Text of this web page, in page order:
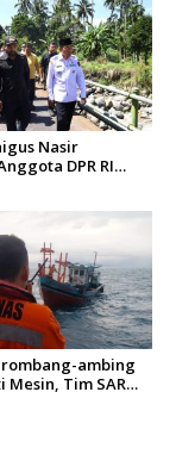
Nasir
DPR RI
Infrastruktur
di Pauh
ambing
Mesin, Tim SAR